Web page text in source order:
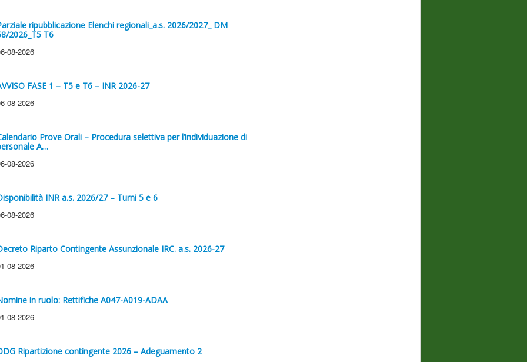
ripubblicazione Elenchi regionali_a.s. 2026/2027_ DM
2026_T5 T6
08-2026
FASE 1 – T5 e T6 – INR 2026-27
08-2026
Prove Orali – Procedura selettiva per l’individuazione di
A…
08-2026
INR a.s. 2026/27 – Turni 5 e 6
08-2026
Riparto Contingente Assunzionale IRC. a.s. 2026-27
08-2026
in ruolo: Rettifiche A047-A019-ADAA
08-2026
Ripartizione contingente 2026 – Adeguamento 2